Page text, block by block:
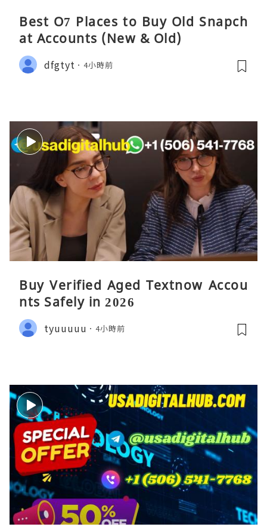
Best O7 Places to Buy Old Snapch
at Accounts (New & Old)
dfgtyt 4小時前
Buy Verified Aged Textnow Accou
nts Safely in 2026
tyuuuuu 4小時前